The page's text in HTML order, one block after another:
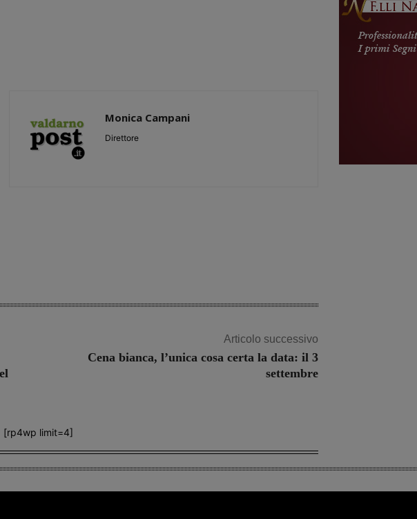
Monica Campani
Direttore
Articolo successivo
Cena bianca, l’unica cosa certa la data: il 3
settembre
[rp4wp limit=4]